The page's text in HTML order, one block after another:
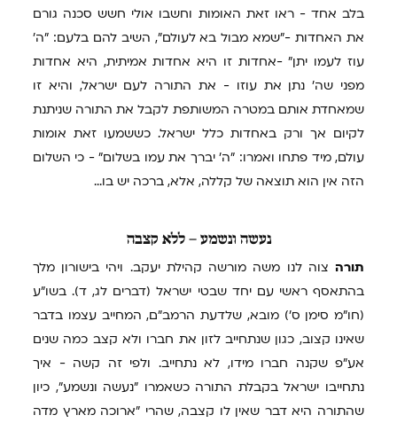
בלב אחד - ראו זאת האומות וחשבו אולי חשש סכנה גורם
את האחדות -"שמא מבול בא לעולם", השיב להם בלעם: "ה'
עוז לעמו יתן" -אחדות זו היא אחדות אמיתית, היא אחדות
מפני שה' נתן את עוזו - את התורה לעם ישראל, והיא זו
שמאחדת אותם במטרה המשותפת לקבל את התורה שניתנת
לקיום אך ורק באחדות כלל ישראל. כששמעו זאת אומות
עולם, מיד פתחו ואמרו: "ה' יברך את עמו בשלום" - כי השלום
הזה אין הוא תוצאה של קללה, אלא, ברכה יש בו...
נעשה ונשמע – ללא קצבה
תורה צוה לנו משה מורשה קהילת יעקב. ויהי בישורון מלך
בהתאסף ראשי עם יחד שבטי ישראל (דברים לג, ד). בשו"ע
(חו"מ סימן ס') מובא, שלדעת הרמב"ם, המחייב עצמו בדבר
שאינו קצוב, כגון שנתחייב לזון את חברו ולא קצב כמה שנים
אע"פ שקנה חברו מידו, לא נתחייב. ולפי זה קשה - איך
נתחייבו ישראל בקבלת התורה כשאמרו "נעשה ונשמע", כיון
שהתורה היא דבר שאין לו קצבה, שהרי "ארוכה מארץ מדה